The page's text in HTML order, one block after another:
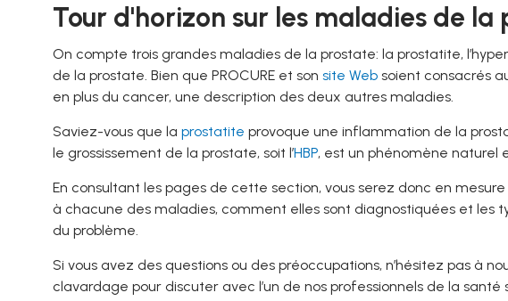
Tour d'horizon sur les maladies de la
On compte trois grandes maladies de la prostate: la prostatite,
de la prostate. Bien que PROCURE et son site Websoient consacrés
en plus du cancer, une description des deux autres maladies.
Saviez-vous que la prostatite provoque une inflammation de la
le grossissement de la prostate, soit l’HBP, est un phénomène naturel
En consultant les pages de cette section, vous serez donc en
à chacune des maladies, comment elles sont diagnostiquées et les
du problème.
Si vous avez des questions ou des préoccupations, n’hésitez pas à
clavardage pour discuter avec l’un de nos professionnels de la santé